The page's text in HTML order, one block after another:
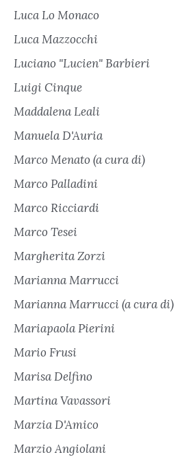
Luca Lo Monaco
Luca Mazzocchi
Luciano "Lucien" Barbieri
Luigi Cinque
Maddalena Leali
Manuela D'Auria
Marco Menato (a cura di)
Marco Palladini
Marco Ricciardi
Marco Tesei
Margherita Zorzi
Marianna Marrucci
Marianna Marrucci (a cura di)
Mariapaola Pierini
Mario Frusi
Marisa Delfino
Martina Vavassori
Marzia D'Amico
Marzio Angiolani